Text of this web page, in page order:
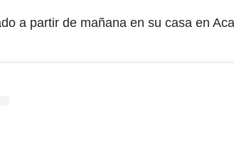
a partir de mañana en su casa en